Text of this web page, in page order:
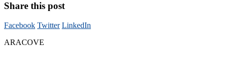
Share this post
Facebook Twitter LinkedIn
ARACOVE